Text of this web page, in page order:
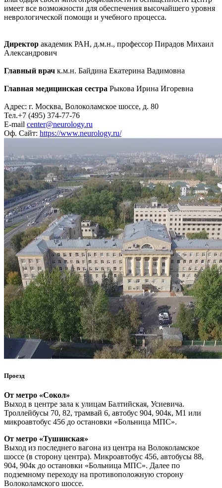
имеет все возможности для обеспечения высочайшего уровня
неврологической помощи и учебного процесса.
Директор академик РАН, д.м.н., профессор Пирадов Михаил
Александрович
Главный врач к.м.н. Байдина Екатерина Вадимовна
Главная медицинская сестра Рыкова Ирина Игоревна
Адрес: г. Москва, Волоколамское шоссе, д. 80
Тел.+7 (495) 374-77-76
E-mail center@neurology.ru
Оф. Сайт: https://www.neurology.ru/
Проезд
От метро «Сокол»
Выход в центре зала к улицам Балтийская, Усиевича.
Троллейбусы 70, 82, трамвай 6, автобус 904, 904к, М1 или
микроавтобус 456 до остановки «Больница МПС».
От метро «Тушинская»
Выход из последнего вагона из центра на Волоколамское
шоссе (в сторону центра). Микроавтобус 456, автобусы 88,
904, 904к до остановки «Больница МПС». Далее по
подземному переходу на противоположную сторону
Волоколамского шоссе.